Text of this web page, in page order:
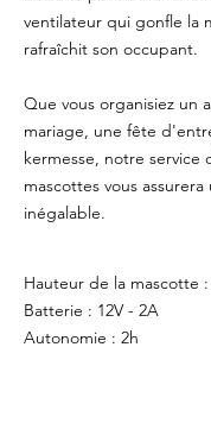
ventilateur qui gonfle la
rafraîchit son occupant.
Que vous organisiez un
mariage, une fête
kermesse, notre service
mascottes vous
inégalable.
Hauteur de la mascotte
Batterie : 12V - 2A
Autonomie : 2h